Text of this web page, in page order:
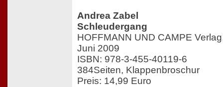
Andrea Zabel
Schleudergang
HOFFMANN UND CAMPE
Juni 2009
ISBN: 978-3-455-40119-6
384Seiten, Klappenbroschur
Preis: 14,99 Euro